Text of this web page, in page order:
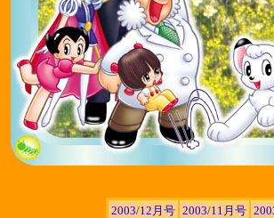
2003/12月号 2003/11月号